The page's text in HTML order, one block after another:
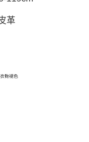
革